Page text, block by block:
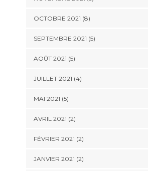
OCTOBRE 2021 (8)
SEPTEMBRE 2021 (5)
AOÛT 2021 (5)
JUILLET 2021 (4)
MAI 2021 (5)
AVRIL 2021 (2)
FÉVRIER 2021 (2)
JANVIER 2021 (2)